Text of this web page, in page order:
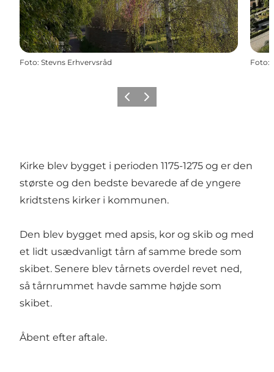
Foto: Stevns Erhvervsråd Foto:
ForrigeNæste
Kirke blev bygget i perioden 1175-1275 og er den
største og den bedste bevarede af de yngere
kridtstens kirker i kommunen.
Den blev bygget med apsis, kor og skib og med
et lidt usædvanligt tårn af samme brede som
skibet. Senere blev tårnets overdel revet ned,
så tårnrummet havde samme højde som
skibet.
Åbent efter aftale.